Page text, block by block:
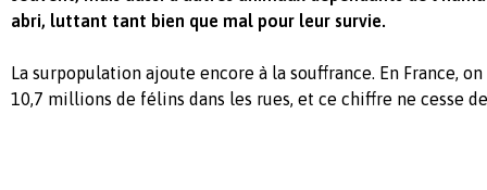
abri, luttant tant bien que mal pour leur survie.
La surpopulation ajoute encore à la souffrance. En France,
10,7 millions de félins dans les rues, et ce chiffre ne cesse